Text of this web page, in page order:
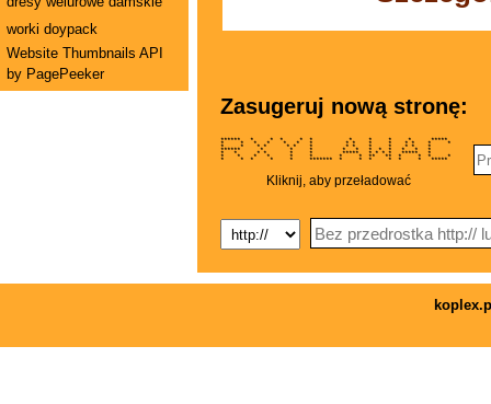
worki doypack
Website Thumbnails API
by PagePeeker
Zasugeruj nową stronę:
****** * * * * * * * * * *****
* * * * * * * * * * * * * * *
* * * * * * * * * * * * * *
****** * * * * * * * * * * *
* * * * * * ***** * * * * ***** *
* * * * * * * * ** ** * * * *
* * * * * ******* * * * * * * *****
Kliknij, aby przeładować